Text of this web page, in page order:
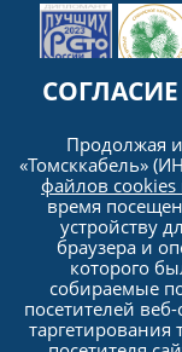
Ru Eng
Продолжая
«Томсккабель»
файлов cookies
время
устройству
браузера и
которого
собираемые
посетителей
таргетирования